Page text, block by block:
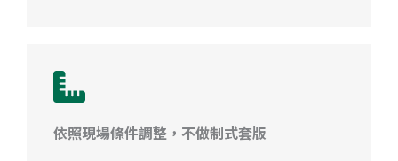
依照現場條件調整，不做制式套版